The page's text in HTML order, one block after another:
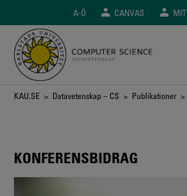
huvudinnehåll
A-Ö CANVAS
Länkstig
KAU.SE > Datavetenskap – CS > Publikationer >
KONFERENSBIDRAG